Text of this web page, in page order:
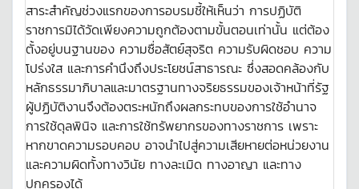
สาระสำคัญช่วงแรกของการอบรมชี้ให้เห็นว่า การปฏิบัติ
ราชการมิได้วัดเพียงความถูกต้องตามขั้นตอนเท่านั้น แต่ต้อง
ตั้งอยู่บนฐานของ ความซื่อสัตย์สุจริต ความรับผิดชอบ ความ
โปร่งใส และการคำนึงถึงประโยชน์สาธารณะ ซึ่งสอดคล้องกับ
หลักธรรมาภิบาลและมาตรฐานทางจริยธรรมของเจ้าหน้าที่รัฐ
ผู้ปฏิบัติงานจึงต้องตระหนักถึงผลกระทบของการใช้อำนาจ
การใช้ดุลพินิจ และการใช้ทรัพยากรของทางราชการ เพราะ
หากขาดความรอบคอบ อาจนำไปสู่ความเสียหายต่อหน่วยงาน
และความผิดทั้งทางวินัย ทางละเมิด ทางอาญา และทาง
ปกครองได้